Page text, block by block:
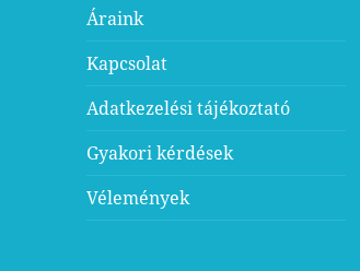
Áraink
Kapcsolat
Adatkezelési tájékoztató
Gyakori kérdések
Vélemények